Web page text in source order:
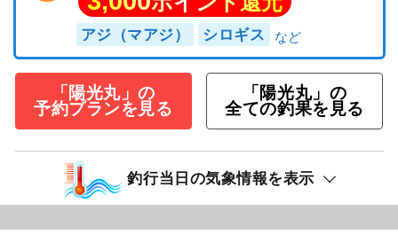
アジ（マアジ） シロギス
「陽光丸」の
予約プランを見る
「陽光丸」の
全ての釣果を見る
釣行当日の気象情報を表示